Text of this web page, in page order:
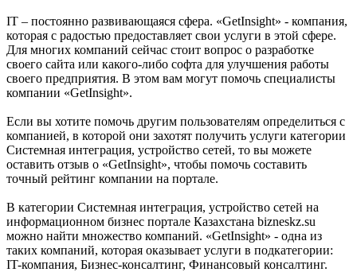
IT – постоянно развивающаяся сфера. «GetInsight» - компания,
которая с радостью предоставляет свои услуги в этой сфере.
Для многих компаний сейчас стоит вопрос о разработке
своего сайта или какого-либо софта для улучшения работы
своего предприятия. В этом вам могут помочь специалисты
компании «GetInsight».
Если вы хотите помочь другим пользователям определиться с
компанией, в которой они захотят получить услуги категории
Системная интеграция, устройство сетей, то вы можете
оставить отзыв о «GetInsight», чтобы помочь составить
точный рейтинг компании на портале.
В категории Системная интеграция, устройство сетей на
информационном бизнес портале Казахстана bizneskz.su
можно найти множество компаний. «GetInsight» - одна из
таких компаний, которая оказывает услуги в подкатегории:
IT-компания, Бизнес-консалтинг, Финансовый консалтинг.